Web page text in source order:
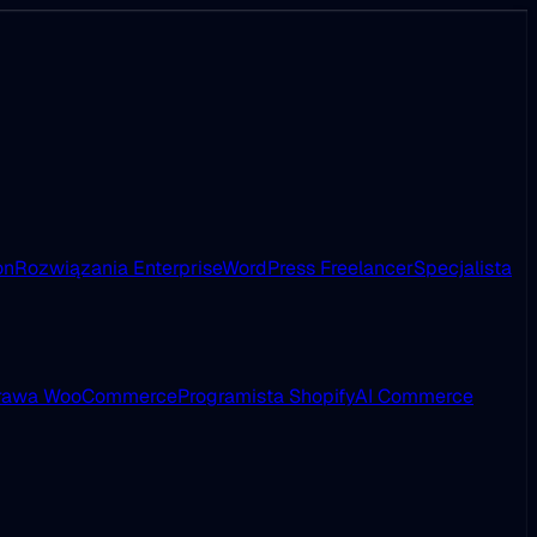
Rozwiązania EnterpriseWordPress FreelancerSpecjalista
WooCommerceProgramista ShopifyAI Commerce